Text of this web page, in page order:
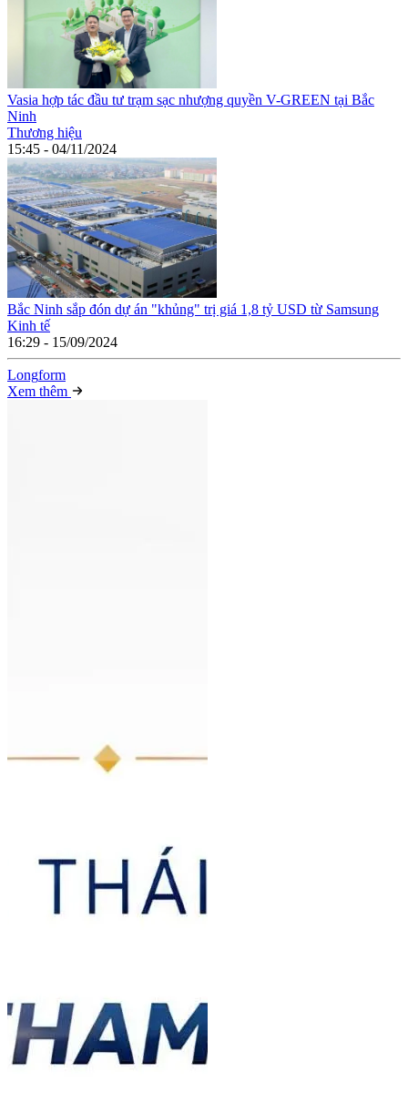
Vasia hợp tác đầu tư trạm sạc nhượng quyền V-GREEN tại Bắc
Ninh
Thương hiệu
15:45 - 04/11/2024
Bắc Ninh sắp đón dự án "khủng" trị giá 1,8 tỷ USD từ Samsung
Kinh tế
16:29 - 15/09/2024
Longform
Xem thêm